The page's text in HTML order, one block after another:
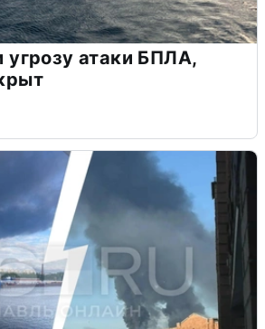
угрозу атаки БПЛА,